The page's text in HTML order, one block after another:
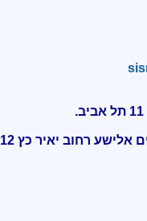
מרפאות מומחים בית חולים אלישע רחוב יאיר כץ 12